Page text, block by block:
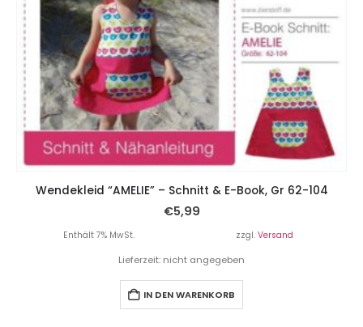
Wendekleid “AMELIE” – Schnitt & E-Book, Gr 62-104
€5,99
Enthält 7% MwSt. zzgl. Versand
Lieferzeit: nicht angegeben
IN DEN WARENKORB